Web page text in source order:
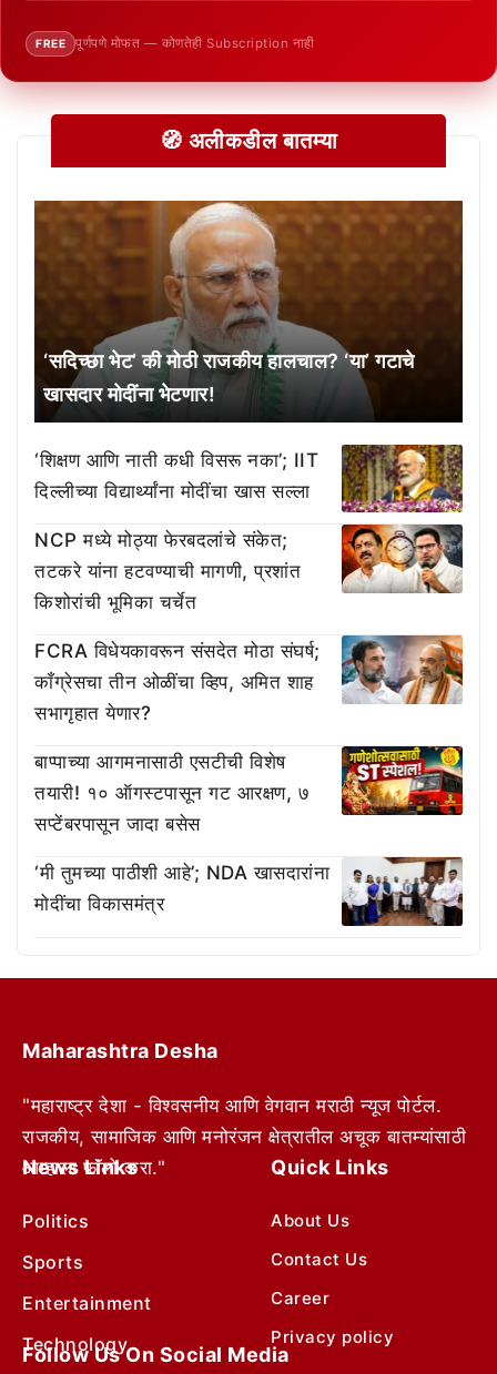
FREE पूर्णपणे मोफत — कोणतेही Subscription नाही
🧭 अलीकडील बातम्या
‘सदिच्छा भेट’ की मोठी राजकीय हालचाल? ‘या’ गटाचे
खासदार मोदींना भेटणार!
‘शिक्षण आणि नाती कधी विसरू नका’; IIT
दिल्लीच्या विद्यार्थ्यांना मोदींचा खास सल्ला
NCP मध्ये मोठ्या फेरबदलांचे संकेत;
तटकरे यांना हटवण्याची मागणी, प्रशांत
किशोरांची भूमिका चर्चेत
FCRA विधेयकावरून संसदेत मोठा संघर्ष;
काँग्रेसचा तीन ओळींचा व्हिप, अमित शाह
सभागृहात येणार?
बाप्पाच्या आगमनासाठी एसटीची विशेष
तयारी! १० ऑगस्टपासून गट आरक्षण, ७
सप्टेंबरपासून जादा बसेस
‘मी तुमच्या पाठीशी आहे’; NDA खासदारांना
मोदींचा विकासमंत्र
Maharashtra Desha
"महाराष्ट्र देशा - विश्वसनीय आणि वेगवान मराठी न्यूज पोर्टल.
राजकीय, सामाजिक आणि मनोरंजन क्षेत्रातील अचूक बातम्यांसाठी
आम्हाला फॉलो करा."
News Links
Politics
Sports
Entertainment
Technology
Quick Links
About Us
Contact Us
Career
Privacy policy
Follow Us On Social Media